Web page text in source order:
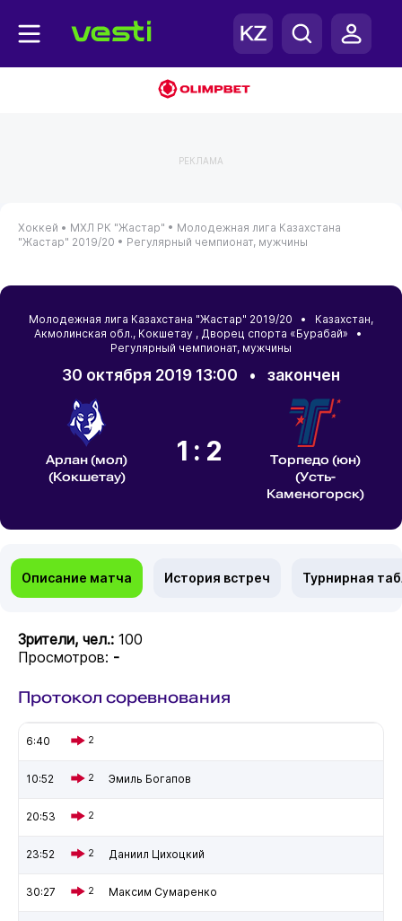
РЕКЛАМА
Хоккей • МХЛ РК "Жастар" • Молодежная лига Казахстана
"Жастар" 2019/20 • Регулярный чемпионат, мужчины
Молодежная лига Казахстана "Жастар" 2019/20 • Казахстан,
Акмолинская обл., Кокшетау , Дворец спорта «Бурабай» •
Регулярный чемпионат, мужчины
30 октября 2019 13:00 • закончен
Арлан (мол)
(Кокшетау)
1:2
Торпедо (юн)
(Усть-
Каменогорск)
Описание матча История встреч Турнирная
Зрители, чел.: 100
Просмотров: -
Протокол соревнования
6:40 2
10:52 2 Эмиль Богапов
20:53 2
23:52 2 Даниил Цихоцкий
30:27 2 Максим Сумаренко